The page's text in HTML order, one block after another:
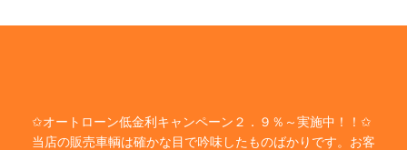
✩オートローン低金利キャンペーン２．９％～実施中！！✩
当店の販売車輌は確かな目で吟味したものばかりです。お客